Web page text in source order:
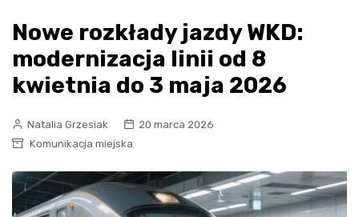
Nowe rozkłady jazdy WKD:
modernizacja linii od 8
kwietnia do 3 maja 2026
Natalia Grzesiak
20 marca 2026
Komunikacja miejska